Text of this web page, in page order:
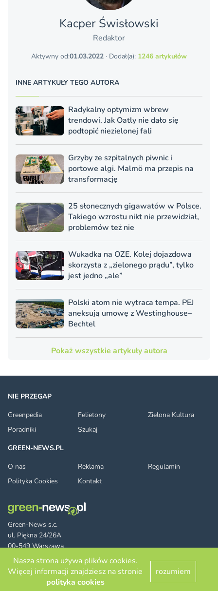
Kacper Świsło­wski
Redaktor
Aktywny od:01.03.2022 · Dodał(a): 1246 artykułów
INNE ARTYKUŁY TEGO AUTORA
Radykalny optymizm wbrew
trendowi. Jak Oatly nie dało się
podtopić niezielonej fali
Grzyby ze szpitalnych piwnic i
portowe algi. Malmö ma przepis na
transformację
25 słonecznych gigawatów w Polsce.
Takiego wzrostu nikt nie przewidział,
problemów też nie
Wukadka na OZE. Kolej dojazdowa
skorzysta z „zielonego prądu”, tylko
jest jedno „ale”
Polski atom nie wytraca tempa. PEJ
aneksują umowę z Westinghouse–
Bechtel
Pokaż wszystkie artykuły autora
Green-News s.c.
ul. Piękna 24/26A
00-549 Warszawa
FacebookTwitter LinkedIn
RSS
© 2026 green-news.pl. All rights reserved.
NIE PRZEGAP
Greenpedia
Felietony
Zielona Kultura
Poradniki
Szukaj
GREEN-NEWS.PL
O nas
Reklama
Regulamin
Polityka Cookies
Kontakt
Nasza strona używa plików cookies.
Więcej informacji znajdziesz na stronie
polityka cookies
rozumiem